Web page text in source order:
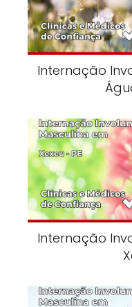
Internação
Internação